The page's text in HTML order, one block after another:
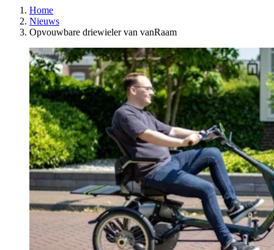
Home
Nieuws
Opvouwbare driewieler van vanRaam